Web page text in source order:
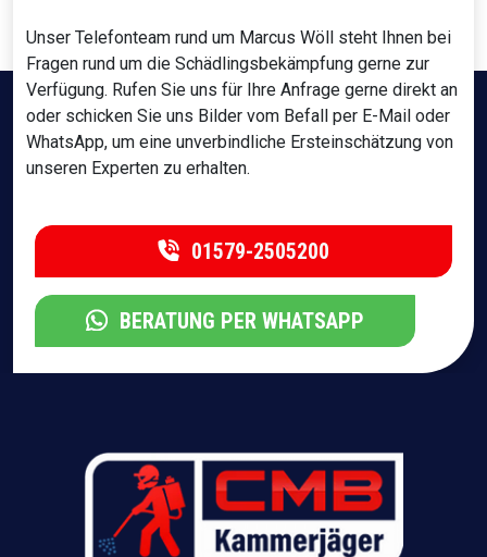
Unser Telefonteam rund um Marcus Wöll steht Ihnen bei
Fragen rund um die Schädlingsbekämpfung gerne zur
Verfügung. Rufen Sie uns für Ihre Anfrage gerne direkt an
oder schicken Sie uns Bilder vom Befall per E-Mail oder
WhatsApp, um eine unverbindliche Ersteinschätzung von
unseren Experten zu erhalten.
01579-2505200
BERATUNG PER WHATSAPP